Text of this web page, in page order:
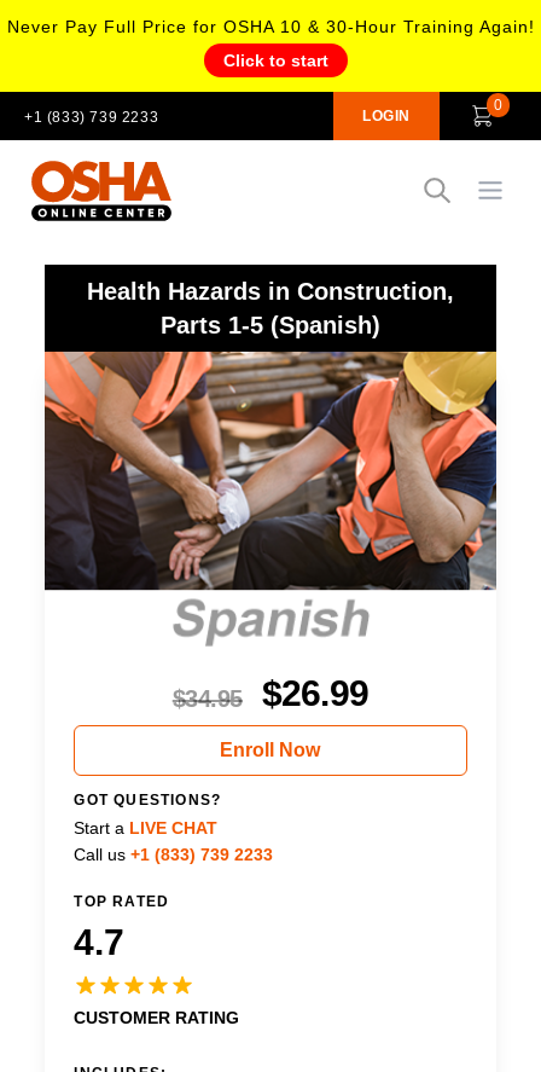
Never Pay Full Price for OSHA 10 & 30-Hour Training Again!
Click to start
+1 (833) 739 2233 LOGIN
0
Open
Health Hazards in Construction,
Parts 1-5 (Spanish)
$34.95 $26.99
Enroll Now
GOT QUESTIONS?
Start a LIVE CHAT
Call us +1 (833) 739 2233
TOP RATED
4.7
CUSTOMER RATING